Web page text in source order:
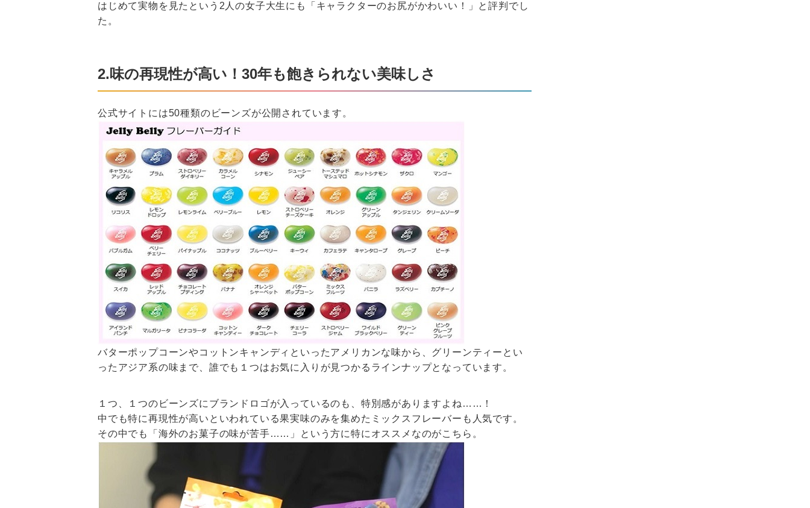
はじめて実物を見たという2人の女子大生にも「キャラクターのお尻がかわいい！」と評判でし
た。
2.味の再現性が高い！30年も飽きられない美味しさ
公式サイトには50種類のビーンズが公開されています。
バターポップコーンやコットンキャンディといったアメリカンな味から、グリーンティーとい
ったアジア系の味まで、誰でも１つはお気に入りが見つかるラインナップとなっています。
１つ、１つのビーンズにブランドロゴが入っているのも、特別感がありますよね……！
中でも特に再現性が高いといわれている果実味のみを集めたミックスフレーバーも人気です。
その中でも「海外のお菓子の味が苦手……」という方に特にオススメなのがこちら。